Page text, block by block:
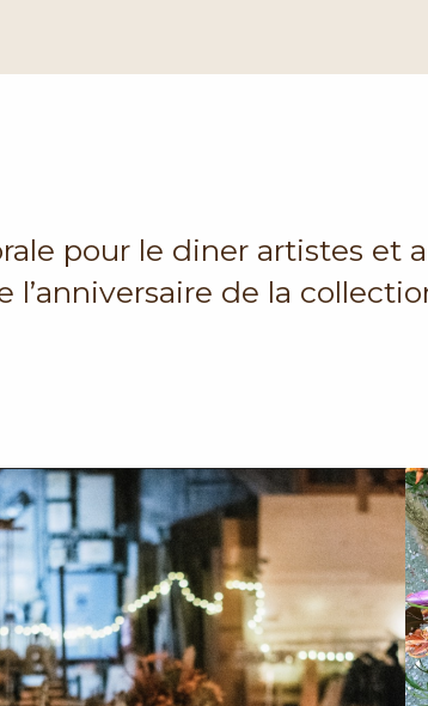
pour le diner artistes et
l’anniversaire de la